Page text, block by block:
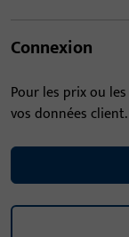
Connexion
Pour les prix ou
vos données client.